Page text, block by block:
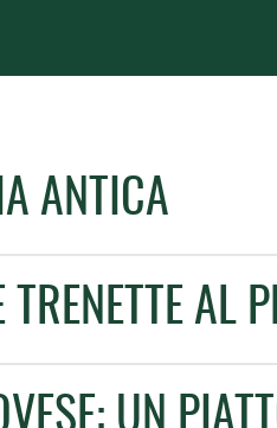
ANTICA
AL